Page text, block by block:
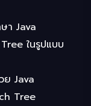
า Java
ในรูปแบบ
ย Java
Tree